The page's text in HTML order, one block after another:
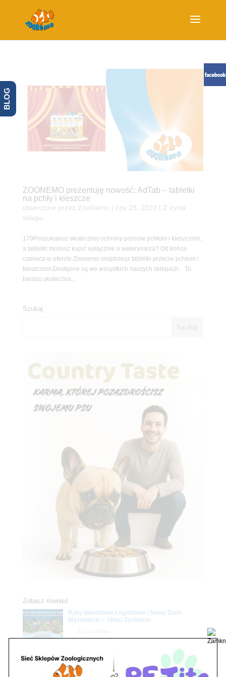
ZOONEMO prezentuję nowość: AdTab – tabletki
na pchły i kleszcze
utworzone przez ZooNemo cze 28, 2023
Z życia
sklepu
179Poszukujesz skutecznej ochrony przeciw pchłom i kleszczom,
a tabletki możesz kupić wyłącznie u weterynarza? Od końca
czerwca w ofercie Zoonemo znajdziesz tabletki przeciw pchłom i
kleszczom.Dostępne są we wszystkich naszych sklepach. To
bardzo skuteczna...
Szukaj
Zobacz również
Ryby akwariowe Legionowo i Nowy Dwór
Mazowiecki – Sklep ZooNemo
Z Życia Sklepu
Stwórz podwodne arcydzieło: Najpiękniejsze
rośliny akwariowe w ZooNemo – Legionowo i
Nowy Dwór Mazowiecki
BLOG